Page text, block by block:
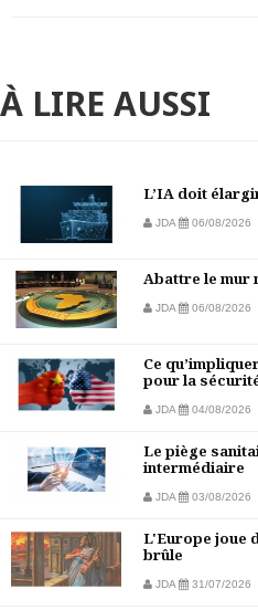
À LIRE AUSSI
L’IA doit
JDA 06/08/2026
Abattre le mur
JDA 06/08/2026
Ce
pour la
JDA 04/08/2026
Le piège
intermédiaire
JDA 03/08/2026
L'Europe joue
brûle
JDA 31/07/2026